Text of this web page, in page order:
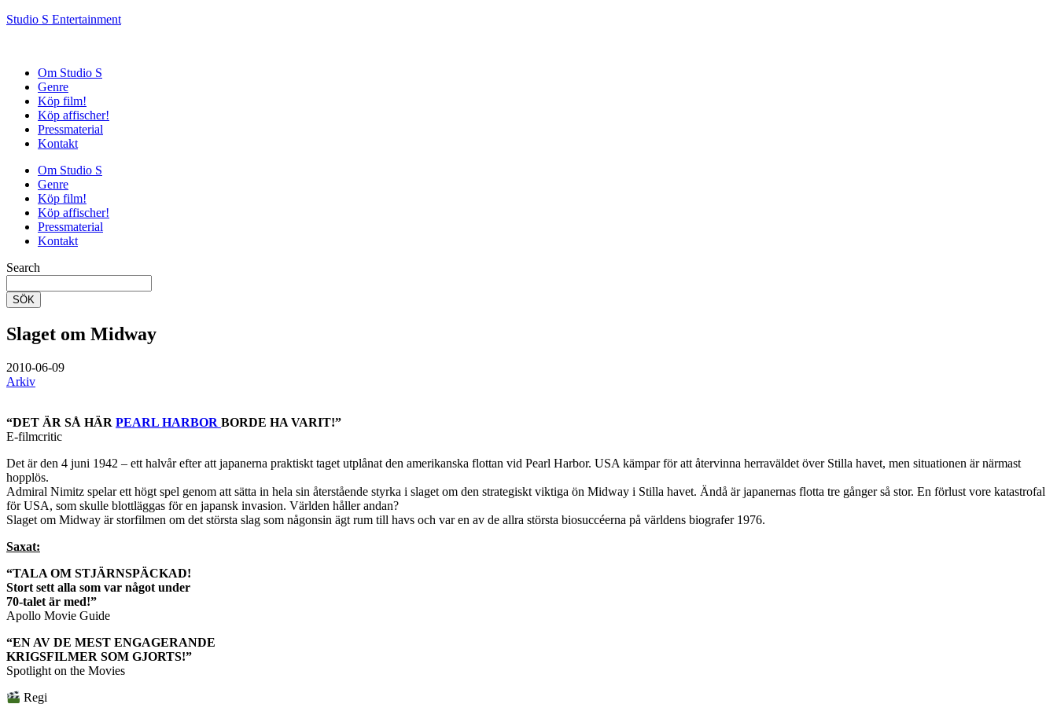
Studio S Entertainment
Om Studio S
Genre
Köp film!
Köp affischer!
Pressmaterial
Kontakt
Om Studio S
Genre
Köp film!
Köp affischer!
Pressmaterial
Kontakt
Search
SÖK
Slaget om Midway
2010-06-09
Arkiv
“DET ÄR SÅ HÄR PEARL HARBOR BORDE HA VARIT!”
E-filmcritic
Det är den 4 juni 1942 – ett halvår efter att japanerna praktiskt taget utplånat den amerikanska flottan vid Pearl Harbor. USA kämpar för att återvinna herraväldet över Stilla havet, men situationen är närmast
hopplös.
Admiral Nimitz spelar ett högt spel genom att sätta in hela sin återstående styrka i slaget om den strategiskt viktiga ön Midway i Stilla havet. Ändå är japanernas flotta tre gånger så stor. En förlust vore katastrofal
för USA, som skulle blottläggas för en japansk invasion. Världen håller andan?
Slaget om Midway är storfilmen om det största slag som någonsin ägt rum till havs och var en av de allra största biosuccéerna på världens biografer 1976.
Saxat:
“TALA OM STJÄRNSPÄCKAD!
Stort sett alla som var något under
70-talet är med!”
Apollo Movie Guide
“EN AV DE MEST ENGAGERANDE
KRIGSFILMER SOM GJORTS!”
Spotlight on the Movies
Regi